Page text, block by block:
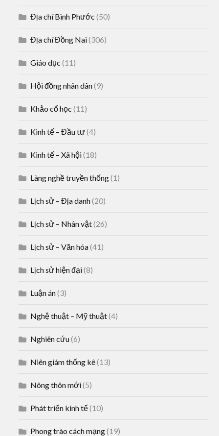
Địa chí Bình Phước (50)
Địa chí Đồng Nai(306)
Giáo dục (11)
Hội đồng nhân dân(9)
Khảo cổ học (11)
Kinh tế – Đầu tư(4)
Kinh tế – Xã hội(18)
Làng nghề truyền thống(1)
Lịch sử – Địa danh(20)
Lịch sử – Nhân vật(26)
Lịch sử – Văn hóa(41)
Lịch sử hiện đại(8)
Luận án(3)
Nghệ thuật – Mỹ thuật(4)
Nghiên cứu(6)
Niên giám thống kê(13)
Nông thôn mới(5)
Phát triển kinh tế(10)
Phong trào cách mạng(19)